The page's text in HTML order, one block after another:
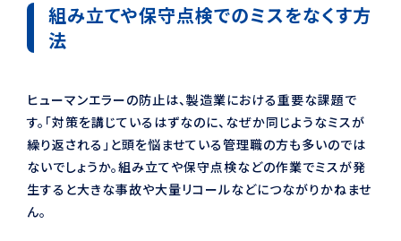
組み立てや保守点検でのミスをなくす方
法
ヒューマンエラーの防止は、製造業における重要な課題で
す。「対策を講じているはずなのに、なぜか同じようなミスが
繰り返される」と頭を悩ませている管理職の方も多いのでは
ないでしょうか。組み立てや保守点検などの作業でミスが発
生すると大きな事故や大量リコールなどにつながりかねませ
ん。